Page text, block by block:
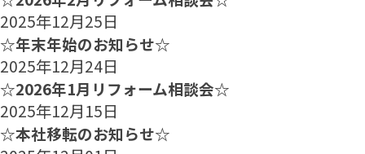
2025年12月25日
☆年末年始のお知らせ☆
2025年12月24日
☆2026年1月リフォーム相談会☆
2025年12月15日
☆本社移転のお知らせ☆